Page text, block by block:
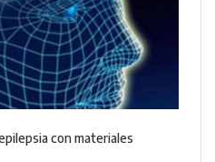
con materiales